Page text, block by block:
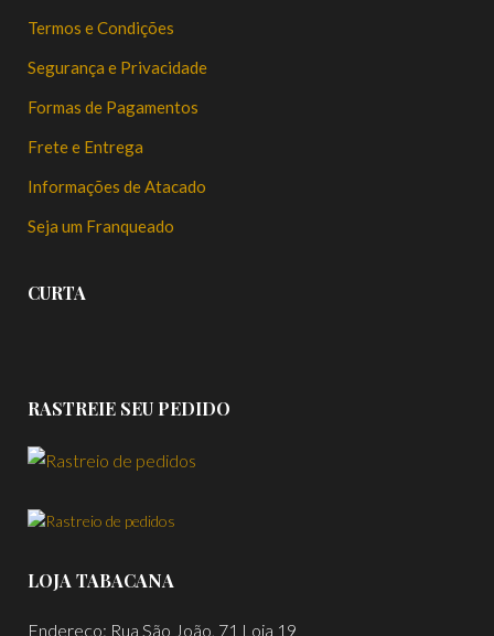
Termos e Condições
Segurança e Privacidade
Formas de Pagamentos
Frete e Entrega
Informações de Atacado
Seja um Franqueado
CURTA
RASTREIE SEU PEDIDO
LOJA TABACANA
Endereço: Rua São João, 71 Loja 19